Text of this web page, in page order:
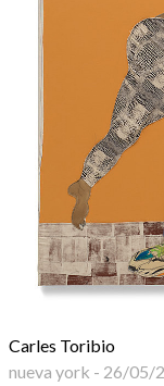
Carles Toribio
nueva york - 26/05/